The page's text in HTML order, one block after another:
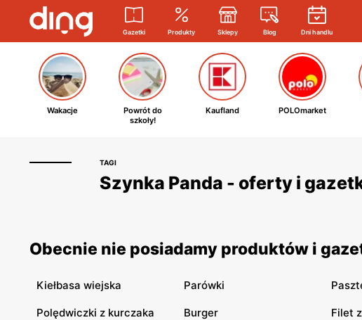
Gazetki Produkty Sklepy Blog Dni handlu
Wakacje
Powrót do
szkoły!
Kaufland POLOmarket
TAGI
Szynka Panda - oferty i
Obecnie nie posiadamy produktów i
Kiełbasa wiejska Parówki
Polędwiczki z kurczaka Burger Filet